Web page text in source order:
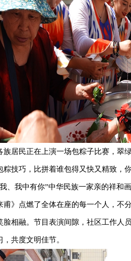
族居民正在上演一场包粽子比赛，
粽技巧，比拼着谁包得又快又精致
、我中有你”中华民族一家亲的祥和
甫》点燃了全体在座的每一个人，不
相融。节目表演间隙，社区工作
共度文明佳节。